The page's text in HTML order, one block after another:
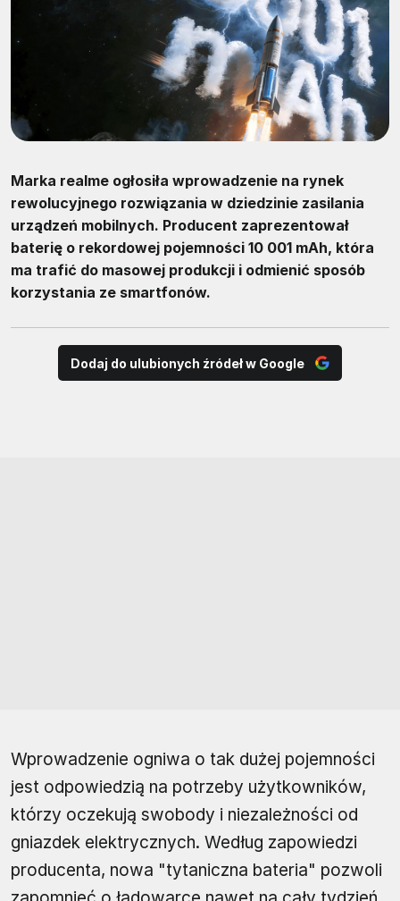
Marka realme ogłosiła wprowadzenie na rynek
rewolucyjnego rozwiązania w dziedzinie zasilania
urządzeń mobilnych. Producent zaprezentował
baterię o rekordowej pojemności 10 001 mAh, która
ma trafić do masowej produkcji i odmienić sposób
korzystania ze smartfonów.
Dodaj do ulubionych źródeł w Google
Wprowadzenie ogniwa o tak dużej pojemności
jest odpowiedzią na potrzeby użytkowników,
którzy oczekują swobody i niezależności od
gniazdek elektrycznych. Według zapowiedzi
producenta, nowa "tytaniczna bateria" pozwoli